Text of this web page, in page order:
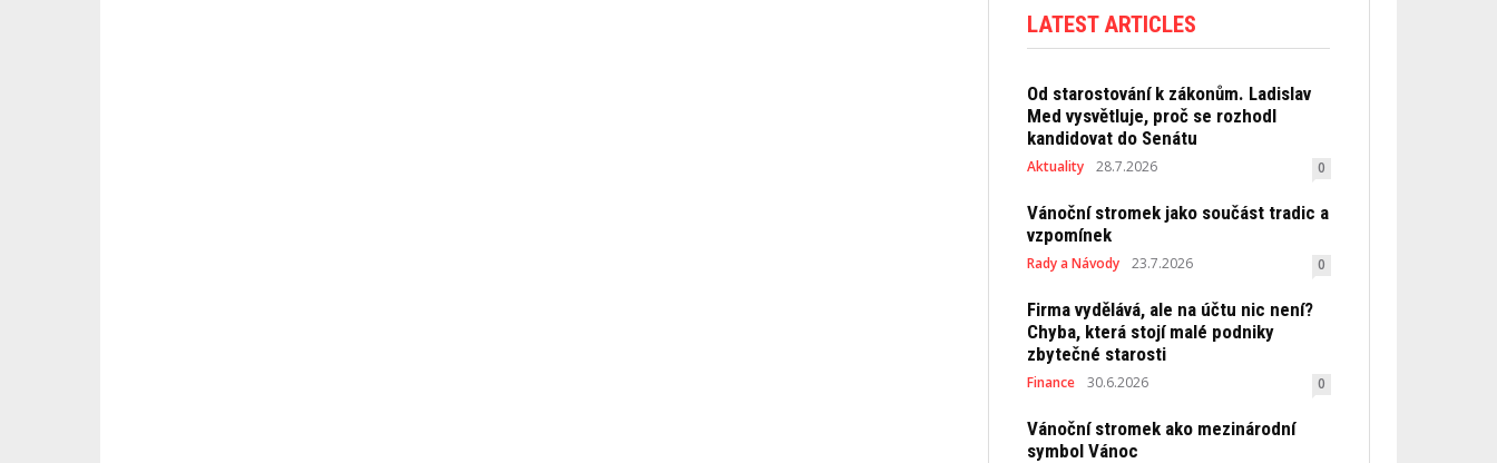
LATEST ARTICLES
Od starostování k zákonům. Ladislav
Med vysvětluje, proč se rozhodl
kandidovat do Senátu
Aktuality 28.7.2026 0
Vánoční stromek jako součást tradic a
vzpomínek
Rady a Návody 23.7.2026 0
Firma vydělává, ale na účtu nic není?
Chyba, která stojí malé podniky
zbytečné starosti
Finance 30.6.2026 0
Vánoční stromek ako mezinárodní
symbol Vánoc